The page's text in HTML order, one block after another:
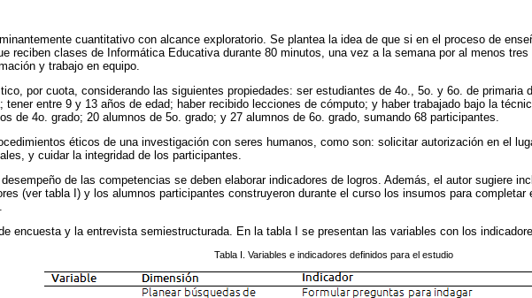
cuantitativo con alcance exploratorio. Se plantea la idea de que si en el proceso de
reciben clases de Informática Educativa durante 80 minutos, una vez a la semana por al menos
y trabajo en equipo.
por cuota, considerando las siguientes propiedades: ser estudiantes de 4o., 5o. y 6o. de
entre 9 y 13 años de edad; haber recibido lecciones de cómputo; y haber trabajado bajo la
de 4o. grado; 20 alumnos de 5o. grado; y 27 alumnos de 6o. grado, sumando 68 participantes.
éticos de una investigación con seres humanos, como son: solicitar autorización en el
y cuidar la integridad de los participantes.
de las competencias se deben elaborar indicadores de logros. Además, el autor sugiere
(ver tabla I) y los alumnos participantes construyeron durante el curso los insumos para
encuesta y la entrevista semiestructurada. En la tabla I se presentan las variables con los
Tabla I. Variables e indicadores definidos para el estudio